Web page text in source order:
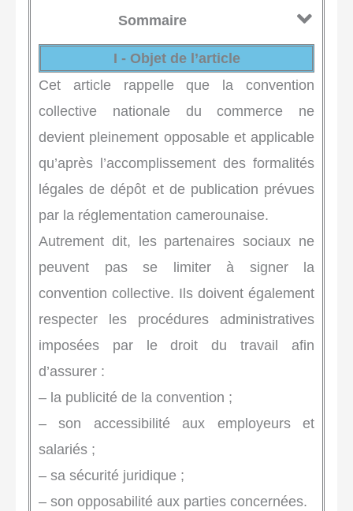
Sommaire
I - Objet de l’article
Cet article rappelle que la convention
collective nationale du commerce ne
devient pleinement opposable et applicable
qu’après l’accomplissement des formalités
légales de dépôt et de publication prévues
par la réglementation camerounaise.
Autrement dit, les partenaires sociaux ne
peuvent pas se limiter à signer la
convention collective. Ils doivent également
respecter les procédures administratives
imposées par le droit du travail afin
d’assurer :
– la publicité de la convention ;
– son accessibilité aux employeurs et
salariés ;
– sa sécurité juridique ;
– son opposabilité aux parties concernées.